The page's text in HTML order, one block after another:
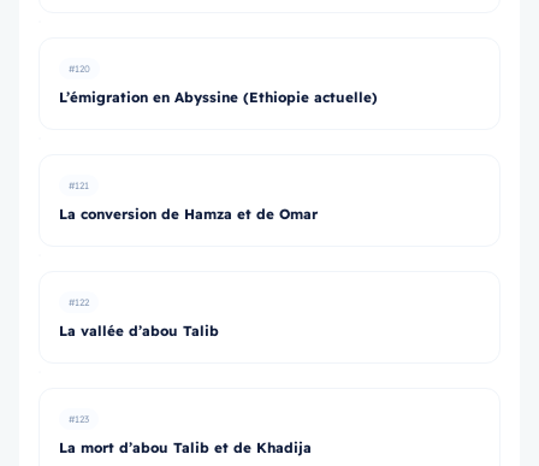
#120
L’émigration en Abyssine (Ethiopie actuelle)
#121
La conversion de Hamza et de Omar
#122
La vallée d’abou Talib
#123
La mort d’abou Talib et de Khadija